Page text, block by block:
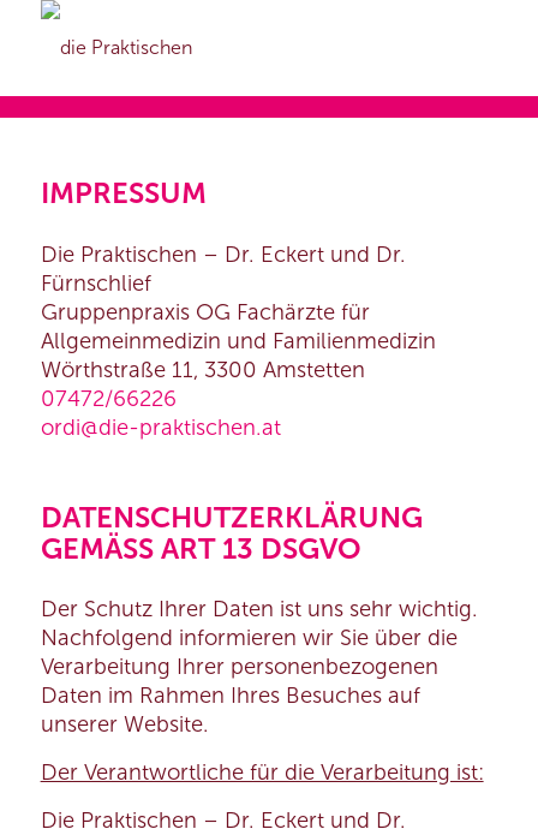
IMPRESSUM
Die Praktischen – Dr. Eckert und Dr.
Fürnschlief
Gruppenpraxis OG Fachärzte für
Allgemeinmedizin und Familienmedizin
Wörthstraße 11, 3300 Amstetten
07472/66226
ordi@die-praktischen.at
DATENSCHUTZERKLÄRUNG
GEMÄSS ART 13 DSGVO
Der Schutz Ihrer Daten ist uns sehr wichtig.
Nachfolgend informieren wir Sie über die
Verarbeitung Ihrer personenbezogenen
Daten im Rahmen Ihres Besuches auf
unserer Website.
Der Verantwortliche für die Verarbeitung ist:
Die Praktischen – Dr. Eckert und Dr.